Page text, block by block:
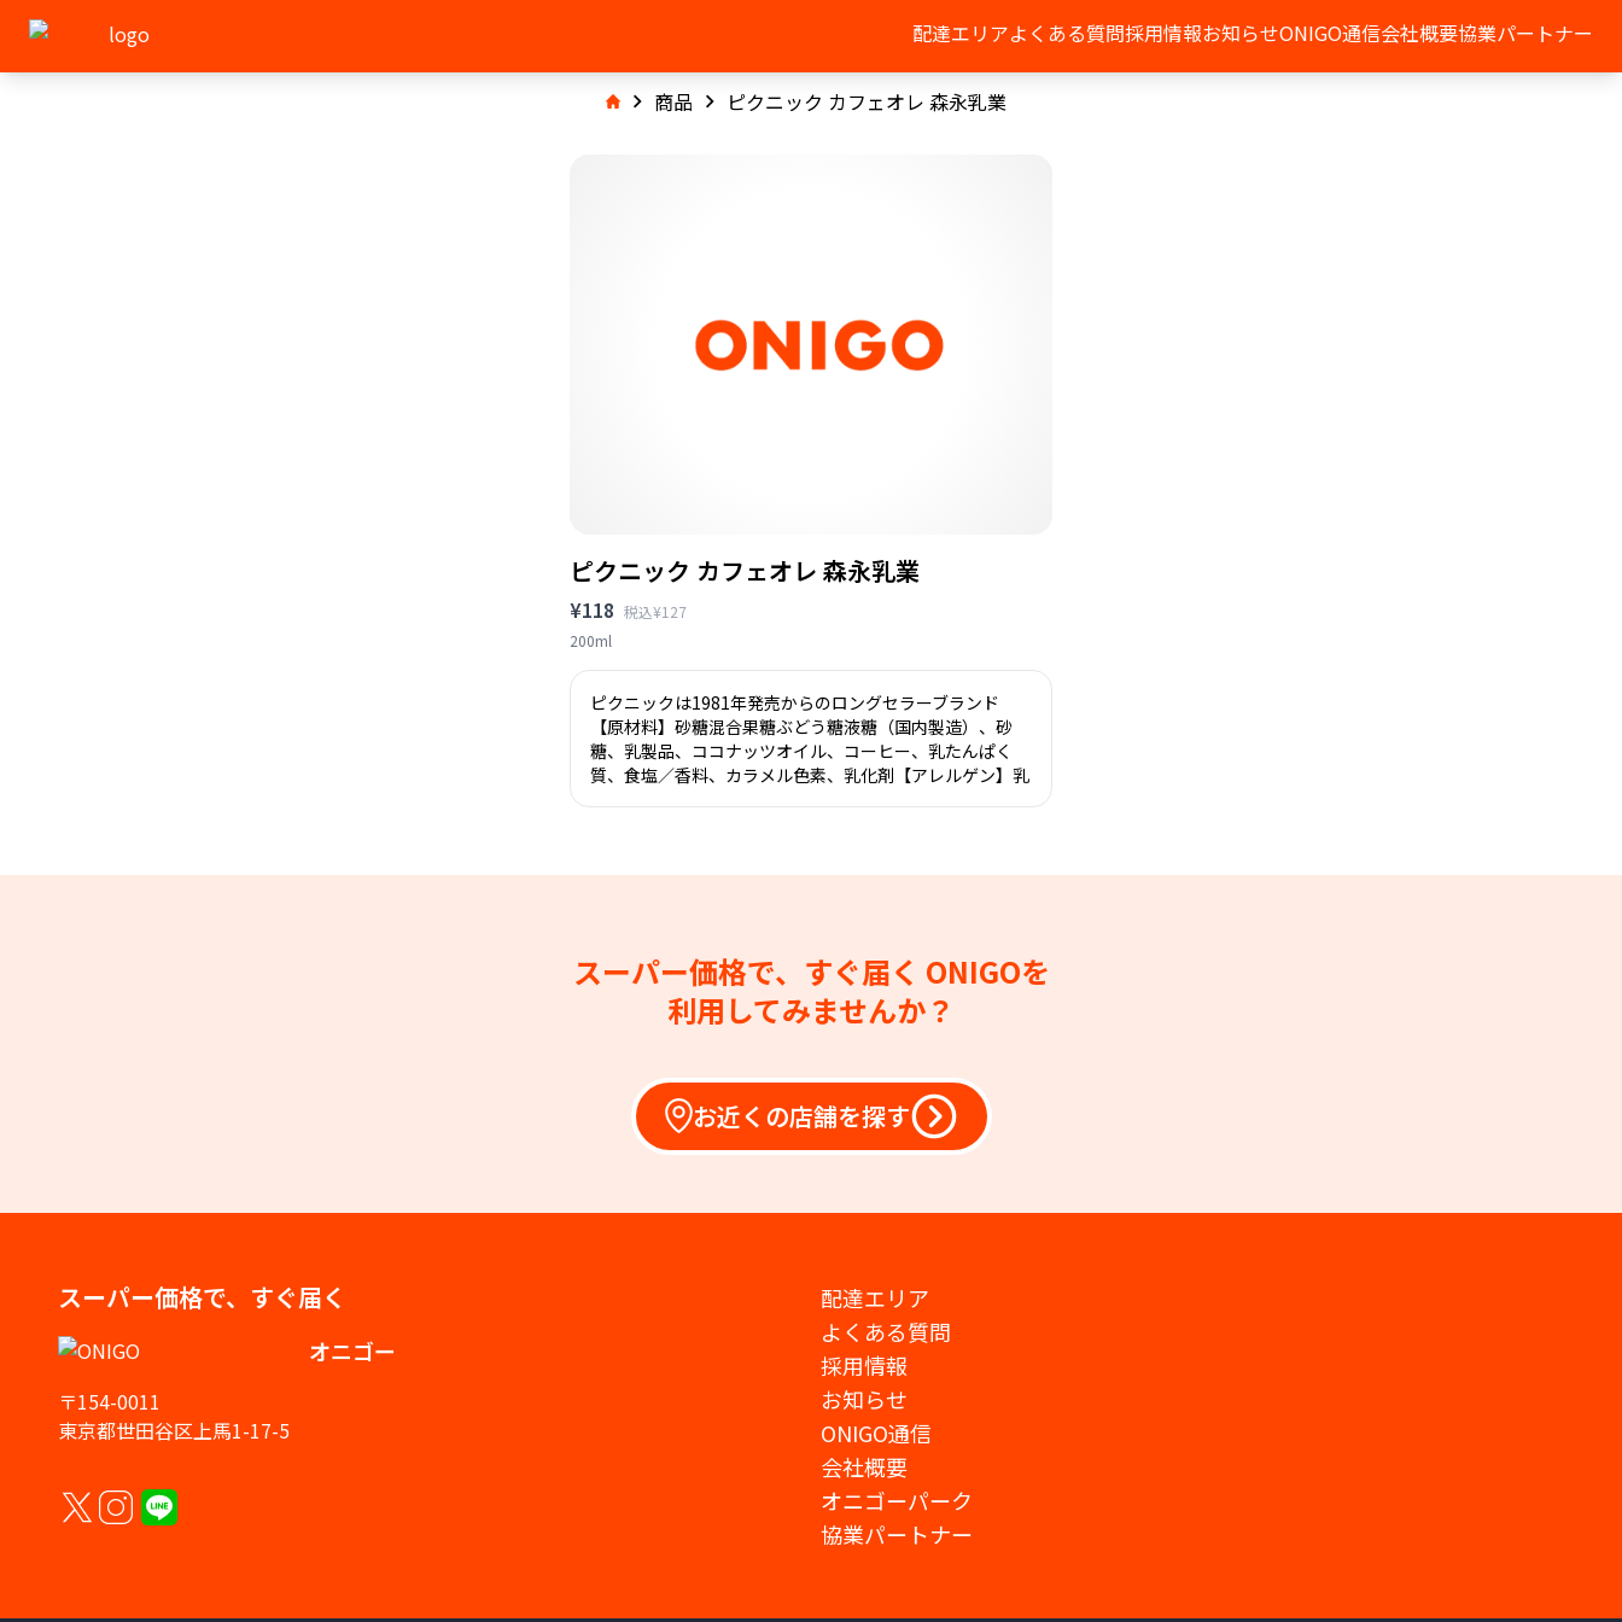
配達エリアよくある質問採用情報お知らせONIGO通信会社概要協業パートナー
商品 ピクニック カフェオレ 森永乳業
ピクニック カフェオレ 森永乳業
¥118 税込¥127
200ml
ピクニックは1981年発売からのロングセラーブランド
【原材料】砂糖混合果糖ぶどう糖液糖（国内製造）、砂
糖、乳製品、ココナッツオイル、コーヒー、乳たんぱく
質、食塩／香料、カラメル色素、乳化剤【アレルゲン】乳
スーパー価格で、すぐ届く ONIGOを
利用してみませんか？
お近くの店舗を探す
スーパー価格で、すぐ届く
オニゴー
〒154-0011
東京都世田谷区上馬1-17-5
配達エリア
よくある質問
採用情報
お知らせ
ONIGO通信
会社概要
オニゴーパーク
協業パートナー